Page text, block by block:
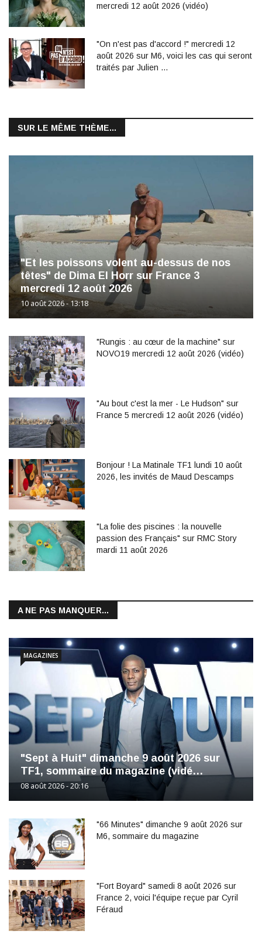
mercredi 12 août 2026 (vidéo)
"On n'est pas d'accord !" mercredi 12
août 2026 sur M6, voici les cas qui seront
traités par Julien …
SUR LE MÊME THÈME...
"Et les poissons volent au-dessus de nos
têtes" de Dima El Horr sur France 3
mercredi 12 août 2026
10 août 2026 - 13:18
"Rungis : au cœur de la machine" sur
NOVO19 mercredi 12 août 2026 (vidéo)
"Au bout c'est la mer - Le Hudson" sur
France 5 mercredi 12 août 2026 (vidéo)
Bonjour ! La Matinale TF1 lundi 10 août
2026, les invités de Maud Descamps
"La folie des piscines : la nouvelle
passion des Français" sur RMC Story
mardi 11 août 2026
A NE PAS MANQUER...
"Sept à Huit" dimanche 9 août 2026 sur
TF1, sommaire du magazine (vidé…
08 août 2026 - 20:16
MAGAZINES
"66 Minutes" dimanche 9 août 2026 sur
M6, sommaire du magazine
"Fort Boyard" samedi 8 août 2026 sur
France 2, voici l'équipe reçue par Cyril
Féraud